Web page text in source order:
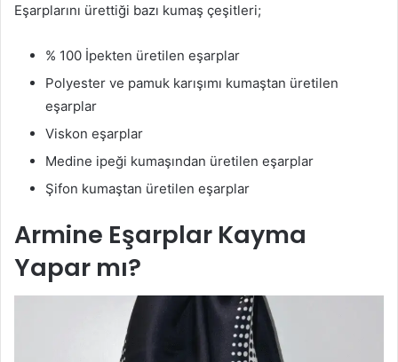
Eşarplarını ürettiği bazı kumaş çeşitleri;
% 100 İpekten üretilen eşarplar
Polyester ve pamuk karışımı kumaştan üretilen
eşarplar
Viskon eşarplar
Medine ipeği kumaşından üretilen eşarplar
Şifon kumaştan üretilen eşarplar
Armine Eşarplar Kayma
Yapar mı?